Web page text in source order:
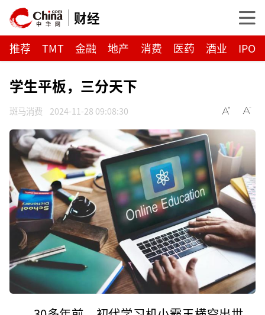
财经
推荐 TMT 金融 地产 消费 医药 酒业 IPO
学生平板，三分天下
斑马消费 2024-11-28 09:08:30